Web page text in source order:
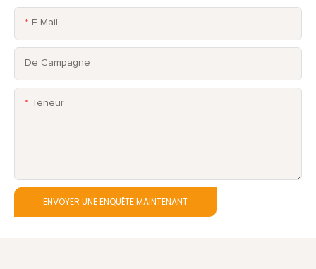
E-Mail
De Campagne
Teneur
ENVOYER UNE ENQUÊTE MAINTENANT